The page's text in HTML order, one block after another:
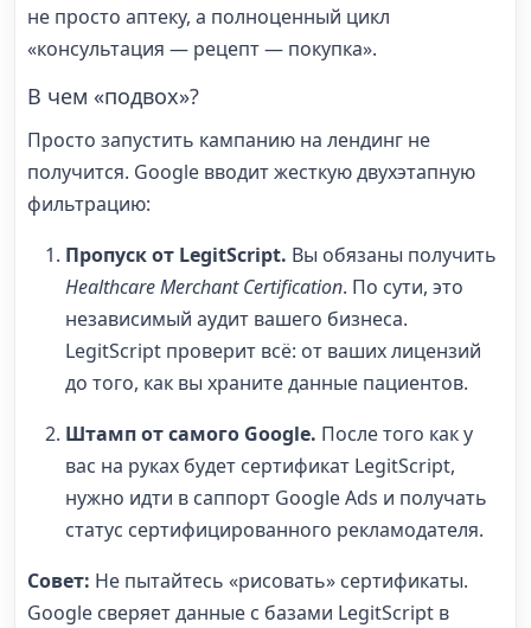
не просто аптеку, а полноценный цикл
«консультация — рецепт — покупка».
В чем «подвох»?
Просто запустить кампанию на лендинг не
получится. Google вводит жесткую двухэтапную
фильтрацию:
Пропуск от LegitScript. Вы обязаны получить
Healthcare Merchant Certification. По сути, это
независимый аудит вашего бизнеса.
LegitScript проверит всё: от ваших лицензий
до того, как вы храните данные пациентов.
Штамп от самого Google. После того как у
вас на руках будет сертификат LegitScript,
нужно идти в саппорт Google Ads и получать
статус сертифицированного рекламодателя.
Совет: Не пытайтесь «рисовать» сертификаты.
Google сверяет данные с базами LegitScript в